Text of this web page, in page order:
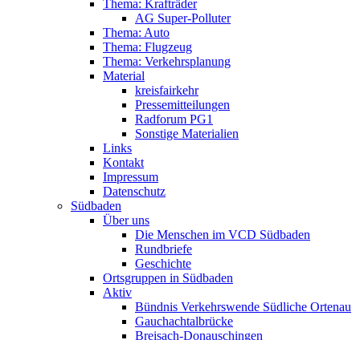
Thema: Krafträder
AG Super-Polluter
Thema: Auto
Thema: Flugzeug
Thema: Verkehrsplanung
Material
kreisfairkehr
Pressemitteilungen
Radforum PG1
Sonstige Materialien
Links
Kontakt
Impressum
Datenschutz
Südbaden
Über uns
Die Menschen im VCD Südbaden
Rundbriefe
Geschichte
Ortsgruppen in Südbaden
Aktiv
Bündnis Verkehrswende Südliche Ortenau
Gauchachtalbrücke
Breisach-Donauschingen